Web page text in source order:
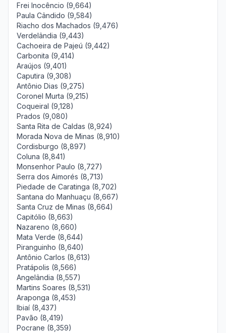
Frei Inocêncio (9,664)
Paula Cândido (9,584)
Riacho dos Machados (9,476)
Verdelândia (9,443)
Cachoeira de Pajeú (9,442)
Carbonita (9,414)
Araújos (9,401)
Caputira (9,308)
Antônio Dias (9,275)
Coronel Murta (9,215)
Coqueiral (9,128)
Prados (9,080)
Santa Rita de Caldas (8,924)
Morada Nova de Minas (8,910)
Cordisburgo (8,897)
Coluna (8,841)
Monsenhor Paulo (8,727)
Serra dos Aimorés (8,713)
Piedade de Caratinga (8,702)
Santana do Manhuaçu (8,667)
Santa Cruz de Minas (8,664)
Capitólio (8,663)
Nazareno (8,660)
Mata Verde (8,644)
Piranguinho (8,640)
Antônio Carlos (8,613)
Pratápolis (8,566)
Angelândia (8,557)
Martins Soares (8,531)
Araponga (8,453)
Ibiaí (8,437)
Pavão (8,419)
Pocrane (8,359)